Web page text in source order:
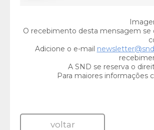
O recebimento desta mensagem
Adicione o e-mail
A SND se reserva o
Para maiores
voltar